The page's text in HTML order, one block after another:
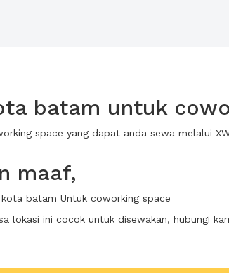
batam untuk
space yang dapat anda sewa melalui
maaf,
batam Untuk coworking space
lokasi ini cocok untuk disewakan, hubungi